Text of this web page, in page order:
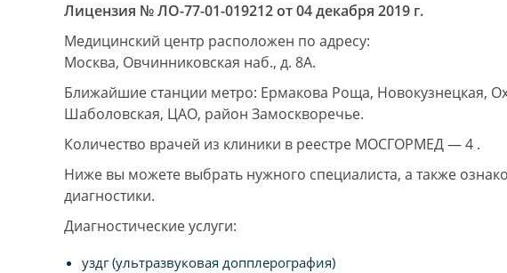
Лицензия № ЛО-77-01-019212 от 04 декабря 2019 г.
Медицинский центр расположен по адресу:
Москва, Овчинниковская наб., д. 8А.
Ближайшие станции метро: Ермакова Роща, Новокузнецкая,
Шаболовская, ЦАО, район Замоскворечье.
Количество врачей из клиники в реестре МОСГОРМЕД — 4 .
Ниже вы можете выбрать нужного специалиста, а также
диагностики.
Диагностические услуги:
уздг (ультразвуковая допплерография)